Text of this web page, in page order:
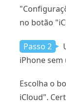
no botão
Passo 2
iPhone
Escolha o
iCloud".